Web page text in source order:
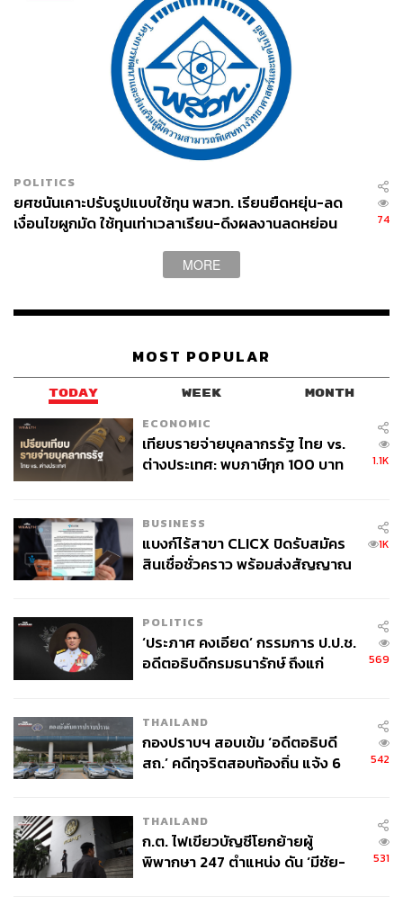
POLITICS
ยศชนันเคาะปรับรูปแบบใช้ทุน พสวท. เรียนยืดหยุ่น-ลด
เงื่อนไขผูกมัด ใช้ทุนเท่าเวลาเรียน-ดึงผลงานลดหย่อน
74
MORE
MOST POPULAR
TODAY WEEK MONTH
ECONOMIC
เทียบรายจ่ายบุคลากรรัฐ ไทย vs.
ต่างประเทศ: พบภาษีทุก 100 บาท
1.1K
BUSINESS
แบงก์ไร้สาขา CLICX ปิดรับสมัคร
สินเชื่อชั่วคราว พร้อมส่งสัญญาณ
1K
POLITICS
‘ประภาศ คงเอียด’ กรรมการ ป.ป.ช.
อดีตอธิบดีกรมธนารักษ์ ถึงแก่
569
THAILAND
กองปราบฯ สอบเข้ม ‘อดีตอธิบดี
สถ.’ คดีทุจริตสอบท้องถิ่น แจ้ง 6
542
THAILAND
ก.ต. ไฟเขียวบัญชีโยกย้ายผู้
พิพากษา 247 ตำแหน่ง ดัน ‘มีชัย-
531